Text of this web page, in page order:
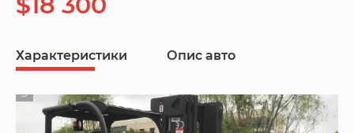
Характеристики Опис авто